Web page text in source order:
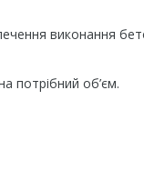
виконання
потрібний об’єм.